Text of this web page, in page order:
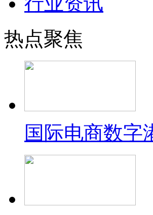
热点聚焦
国际电商数字